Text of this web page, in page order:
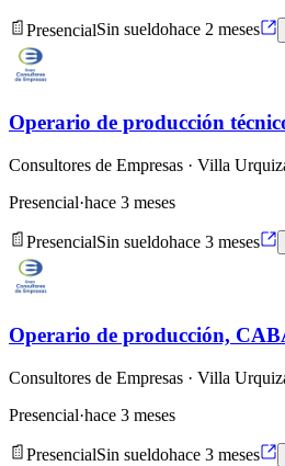
PresencialSin sueldohace 2 meses
Operario de producción
Consultores de Empresas · Villa
Presencial·hace 3 meses
PresencialSin sueldohace 3 meses
Operario de producción,
Consultores de Empresas · Villa
Presencial·hace 3 meses
PresencialSin sueldohace 3 meses